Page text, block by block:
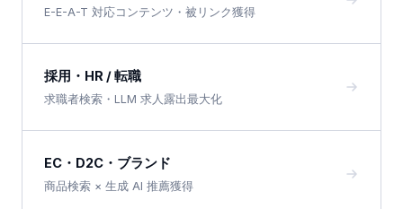
E-E-A-T 対応コンテンツ・被リンク獲得
採用・HR / 転職
求職者検索・LLM 求人露出最大化
EC・D2C・ブランド
商品検索 × 生成 AI 推薦獲得